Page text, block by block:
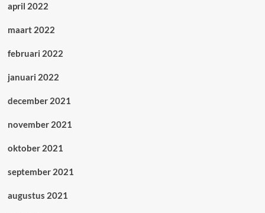
april 2022
maart 2022
februari 2022
januari 2022
december 2021
november 2021
oktober 2021
september 2021
augustus 2021